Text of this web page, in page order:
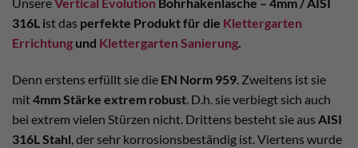
316L ist das perfekte Produkt für die Klettergarten
Errichtung und Klettergarten Sanierung.
Denn erstens erfüllt sie die EN Norm 959. Zweitens ist sie
mit4mm Stärke extrem robust. D.h. sie verbiegt sich auch
bei extrem vielen Stürzen nicht. Drittens besteht sie aus AISI
316L Stahl, der sehr korrosionsbeständig ist. Viertens wurde